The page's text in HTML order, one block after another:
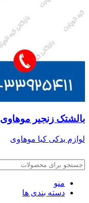
بالشتک زنجیر موهاوی
لوازم یدکی کیا موهاوی
منو
دسته بندی ها